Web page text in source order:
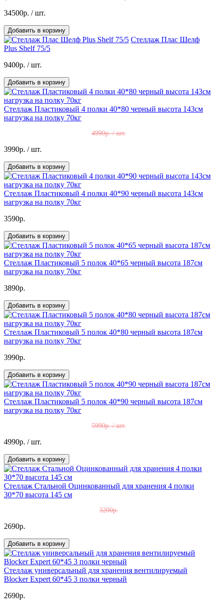
34500р. / шт.
Добавить в корзину
Стеллаж Плас Шелф
Plus Shelf 75/5
9400р. / шт.
Добавить в корзину
Стеллаж Пластиковый 4 полки 40*80 черный высота 143см
нагрузка на полку 70кг
4990р. / шт.
3990р. / шт.
Добавить в корзину
Стеллаж Пластиковый 4 полки 40*90 черный высота 143см
нагрузка на полку 70кг
3590р.
Добавить в корзину
Стеллаж Пластиковый 5 полок 40*65 черный высота 187см
нагрузка на полку 70кг
3890р.
Добавить в корзину
Стеллаж Пластиковый 5 полок 40*80 черный высота 187см
нагрузка на полку 70кг
3990р.
Добавить в корзину
Стеллаж Пластиковый 5 полок 40*90 черный высота 187см
нагрузка на полку 70кг
5990р. / шт.
4990р. / шт.
Добавить в корзину
Стеллаж Стальной Оцинкованный для хранения 4 полки
30*70 высота 145 см
3200р.
2690р.
Добавить в корзину
Стеллаж универсальный для хранения вентилируемый
Blocker Expert 60*45 3 полки черный
2690р.